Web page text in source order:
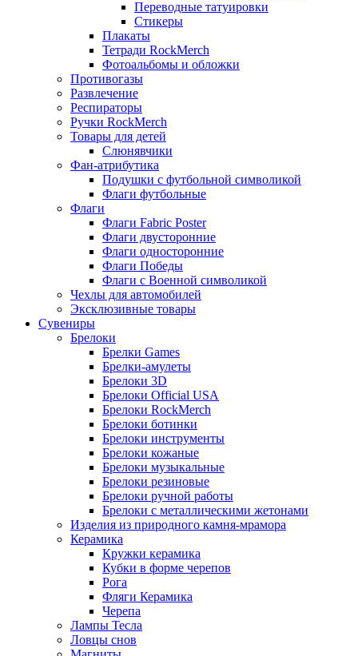
Переводные татуировки
Стикеры
Плакаты
Тетради RockMerch
Фотоальбомы и обложки
Противогазы
Развлечение
Респираторы
Ручки RockMerch
Товары для детей
Слюнявчики
Фан-атрибутика
Подушки с футбольной символикой
Флаги футбольные
Флаги
Флаги Fabric Poster
Флаги двусторонние
Флаги односторонние
Флаги Победы
Флаги с Военной символикой
Чехлы для автомобилей
Эксклюзивные товары
Сувениры
Брелоки
Брелки Games
Брелки-амулеты
Брелоки 3D
Брелоки Official USA
Брелоки RockMerch
Брелоки ботинки
Брелоки инструменты
Брелоки кожаные
Брелоки музыкальные
Брелоки резиновые
Брелоки ручной работы
Брелоки с металлическими жетонами
Изделия из природного камня-мрамора
Керамика
Кружки керамика
Кубки в форме черепов
Рога
Фляги Керамика
Черепа
Лампы Тесла
Ловцы снов